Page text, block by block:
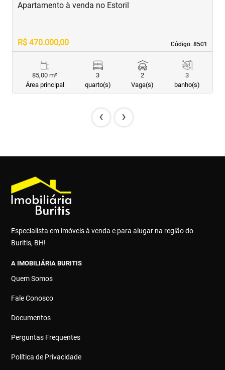
Código. 8501
Código. 8501
Apartamento à venda no Estoril
R$ 470.000,00
85,00 m²
Área principal
3
quarto(s)
2
Vaga(s)
3
banho(s)
‹ ›
Especialista em imóveis à venda e para alugar na região do
Buritis, BH!
A IMOBILIÁRIA BURITIS
Quem Somos
Fale Conosco
Documentos
Perguntas Frequentes
Política de Privacidade